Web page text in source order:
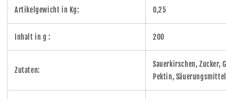
Artikelgewicht in Kg: 0,25
Inhalt in g : 200
Zutaten:
Sauerkirschen, Zucker,
Pektin,